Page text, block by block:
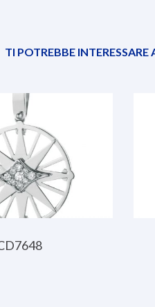
TI POTREBBE INTERESSARE